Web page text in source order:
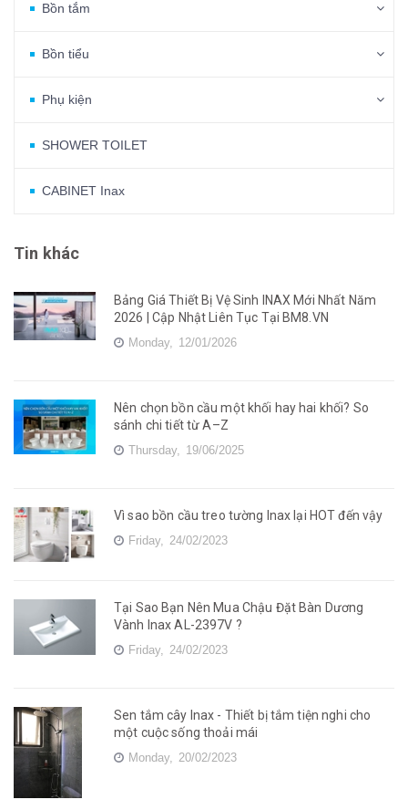
Bồn tắm
Bồn tiểu
Phụ kiện
SHOWER TOILET
CABINET Inax
Tin khác
Bảng Giá Thiết Bị Vệ Sinh INAX Mới Nhất Năm
2026 | Cập Nhật Liên Tục Tại BM8.VN
Monday, 12/01/2026
Nên chọn bồn cầu một khối hay hai khối? So
sánh chi tiết từ A–Z
Thursday, 19/06/2025
Vì sao bồn cầu treo tường Inax lại HOT đến vậy
Friday, 24/02/2023
Tại Sao Bạn Nên Mua Chậu Đặt Bàn Dương
Vành Inax AL-2397V ?
Friday, 24/02/2023
Sen tắm cây Inax - Thiết bị tắm tiện nghi cho
một cuộc sống thoải mái
Monday, 20/02/2023